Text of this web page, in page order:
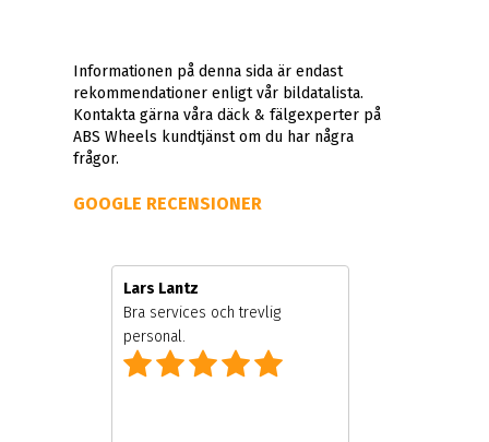
Informationen på denna sida är endast
rekommendationer enligt vår bildatalista.
Kontakta gärna våra däck & fälgexperter på
ABS Wheels kundtjänst om du har några
frågor.
GOOGLE RECENSIONER
Lars Lantz
Bra services och trevlig
personal.